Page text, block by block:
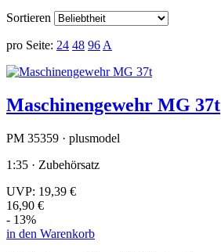
Sortieren
pro Seite: 24 48 96 A
Maschinengewehr MG 37t
PM 35359 · plusmodel
1:35 · Zubehörsatz
UVP: 19,39 €
16,90 €
- 13%
in den Warenkorb